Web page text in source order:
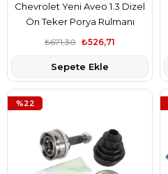
Chevrolet Yeni Aveo 1.3 Dizel
Ön Teker Porya Rulmanı
₺526,71
₺671,30
Sepete Ekle
%22